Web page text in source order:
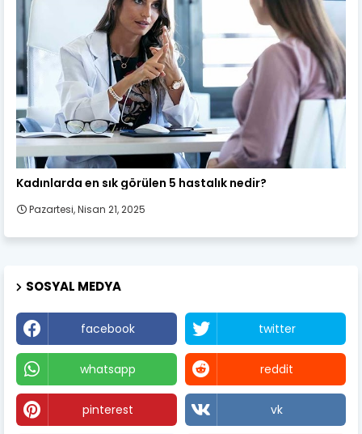
Kadın Sağlığı
Kadınlarda en sık görülen 5 hastalık nedir?
Pazartesi, Nisan 21, 2025
SOSYAL MEDYA
facebook twitter
whatsapp reddit
pinterest vk